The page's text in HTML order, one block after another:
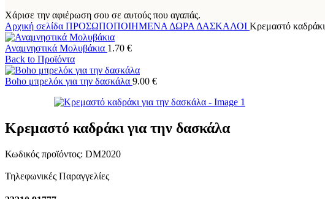
Χάρισε την αφιέρωση σου σε αυτούς που αγαπάς.
Αρχική σελίδα ΠΡΟΣΩΠΟΠΟΙΗΜΕΝΑ ΔΩΡΑ ΔΑΣΚΑΛΟΙ Κρεμαστό
Αναμνηστικά Μολυβάκια 1.70 €
Back to Προϊόντα
Boho μπρελόκ για την δασκάλα 9.00 €
Κρεμαστό καδράκι για την δασκάλα
Κωδικός προϊόντος: DM2020
Τηλεφωνικές Παραγγελίες